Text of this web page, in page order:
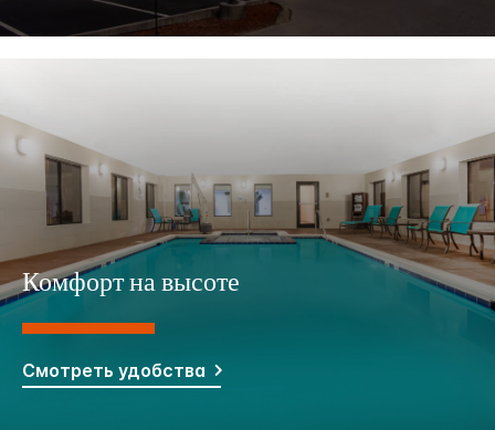
Комфорт на высоте
Смотреть удобства